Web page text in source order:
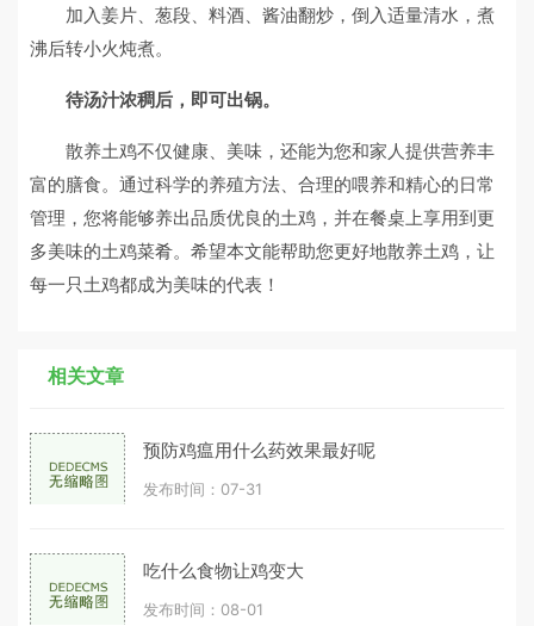
加入姜片、葱段、料酒、酱油翻炒，倒入适量清水，煮
沸后转小火炖煮。
待汤汁浓稠后，即可出锅。
散养土鸡不仅健康、美味，还能为您和家人提供营养丰
富的膳食。通过科学的养殖方法、合理的喂养和精心的日常
管理，您将能够养出品质优良的土鸡，并在餐桌上享用到更
多美味的土鸡菜肴。希望本文能帮助您更好地散养土鸡，让
每一只土鸡都成为美味的代表！
相关文章
预防鸡瘟用什么药效果最好呢
发布时间：07-31
吃什么食物让鸡变大
发布时间：08-01